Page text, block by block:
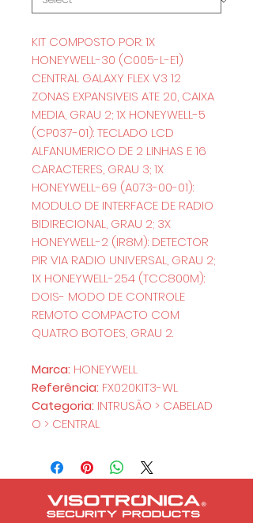
KIT COMPOSTO POR: 1X
HONEYWELL-30 (C005-L-E1)
CENTRAL GALAXY FLEX V3 12
ZONAS EXPANSIVEIS ATE 20, CAIXA
MEDIA, GRAU 2; 1X HONEYWELL-5
(CP037-01): TECLADO LCD
ALFANUMERICO DE 2 LINHAS E 16
CARACTERES, GRAU 3; 1X
HONEYWELL-69 (A073-00-01):
MODULO DE INTERFACE DE RADIO
BIDIRECIONAL, GRAU 2; 3X
HONEYWELL-2 (IR8M): DETECTOR
PIR VIA RADIO UNIVERSAL, GRAU 2;
1X HONEYWELL-254 (TCC800M):
DOIS- MODO DE CONTROLE
REMOTO COMPACTO COM
QUATRO BOTOES, GRAU 2.
Marca: HONEYWELL
Referência: FX020KIT3-WL
Categoria: INTRUSÃO > CABELAD
O > CENTRAL